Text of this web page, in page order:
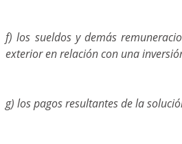
f) los sueldos y demás
exterior en relación con una
g) los pagos resultantes de la